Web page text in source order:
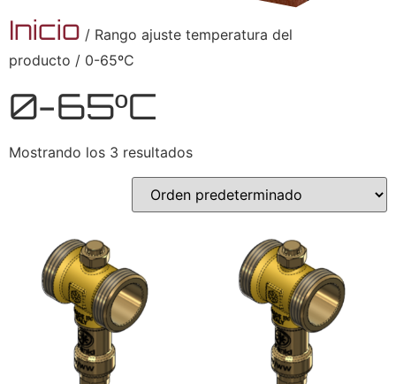
Inicio / Rango ajuste temperatura del
producto / 0-65ºC
0-65ºC
Mostrando los 3 resultados